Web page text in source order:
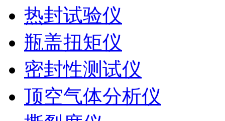
热封试验仪
瓶盖扭矩仪
密封性测试仪
顶空气体分析仪